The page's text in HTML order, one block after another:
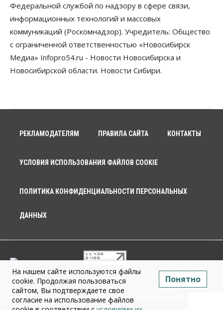
Федеральной службой по надзору в сфере связи,
информационных технологий и массовых
коммуникаций (Роскомнадзор). Учредитель: Общество
с ограниченной ответственностью «Новосибирск
Медиа» Infopro54.ru - Новости Новосибирска и
Новосибирской области. Новости Сибири.
РЕКЛАМОДАТЕЛЯМ ПРАВИЛА САЙТА КОНТАКТЫ
УСЛОВИЯ ИСПОЛЬЗОВАНИЯ ФАЙЛОВ COOKIE
ПОЛИТИКА КОНФИДЕНЦИАЛЬНОСТИ ПЕРСОНАЛЬНЫХ
ДАННЫХ
© 2026 г. Общество с ограниченной ответственностью «Новосибирск
Медиа» 18+
Infopro54 - Важные новости Новосибирска и Новосибирской области.
Новости Сибири
На нашем сайте используются файлы
cookie. Продолжая пользоваться
сайтом, Вы подтверждаете свое
согласие на использование файлов
Понятно